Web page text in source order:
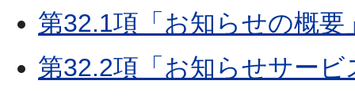
第32.1項「お知らせの概要
第32.2項「お知らせサービ